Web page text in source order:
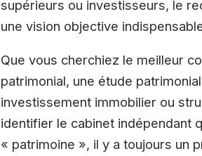
supérieurs ou investisseurs, le
une vision objective
Que vous cherchiez le meilleur
patrimonial, une étude
investissement immobilier ou
identifier le cabinet indépendant
« patrimoine », il y a toujours un